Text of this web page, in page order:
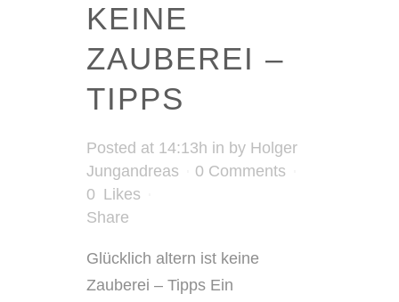
KEINE
ZAUBEREI –
TIPPS
Posted at 14:13h in by Holger
Jungandreas
0 Comments
0 Likes
Share
Glücklich altern ist keine
Zauberei – Tipps Ein